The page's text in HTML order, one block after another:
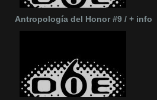
Antropología del Honor #9 / + info